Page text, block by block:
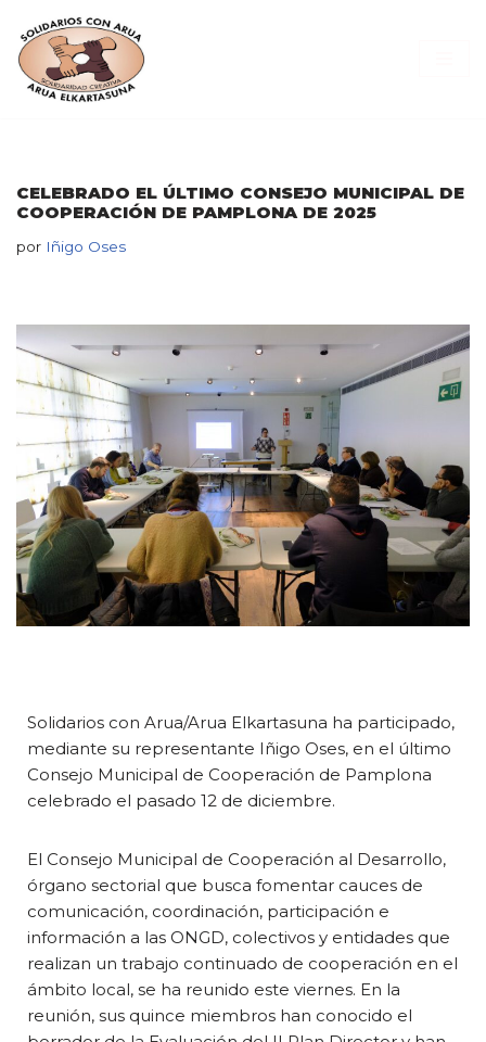
Saltar
al
CELEBRADO EL ÚLTIMO CONSEJO MUNICIPAL DE
COOPERACIÓN DE PAMPLONA DE 2025
por Iñigo Oses
Solidarios con Arua/Arua Elkartasuna ha participado,
mediante su representante Iñigo Oses, en el último
Consejo Municipal de Cooperación de Pamplona
celebrado el pasado 12 de diciembre.
El Consejo Municipal de Cooperación al Desarrollo,
órgano sectorial que busca fomentar cauces de
comunicación, coordinación, participación e
información a las ONGD, colectivos y entidades que
realizan un trabajo continuado de cooperación en el
ámbito local, se ha reunido este viernes. En la
reunión, sus quince miembros han conocido el